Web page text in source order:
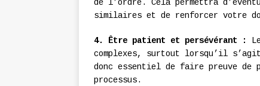
de l’ordre. Cela permettra
similaires et de renforcer votre
4. Être patient et persévérant :
complexes, surtout lorsqu’il
donc essentiel de faire preuve de
processus.